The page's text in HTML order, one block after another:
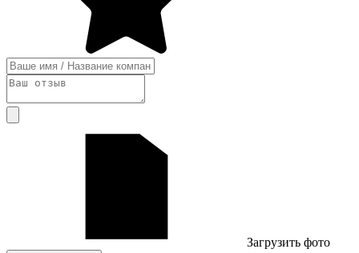
Загрузить фото